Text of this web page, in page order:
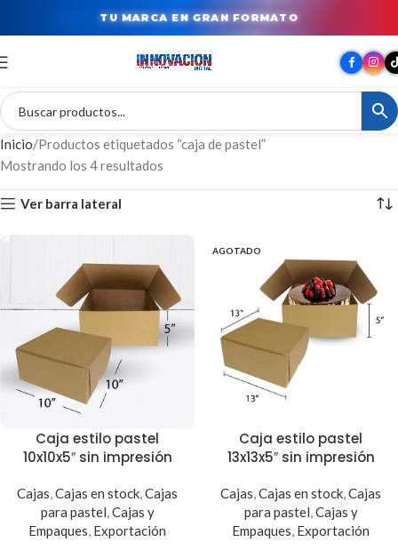
TU MARCA EN GRAN FORMATO
Inicio Productos etiquetados “caja de pastel”
Mostrando los 4 resultados
Ver barra lateral
Caja estilo pastel
10x10x5″ sin impresión
Cajas,Cajas en stock,Cajas
para pastel,Cajas y
Empaques, Exportación
AGOTADO
Caja estilo pastel
13x13x5″ sin impresión
Cajas,Cajas en stock,Cajas
para pastel,Cajas y
Empaques, Exportación